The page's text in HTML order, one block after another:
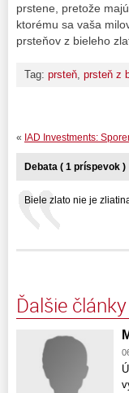
prstene, pretože
ktorému sa vaša
prsteňov z bieleho
Tag: prsteň, prsteň z
« IAD Investments:
Debata ( 1 príspevok )
Biele zlato nie je
Ďalšie